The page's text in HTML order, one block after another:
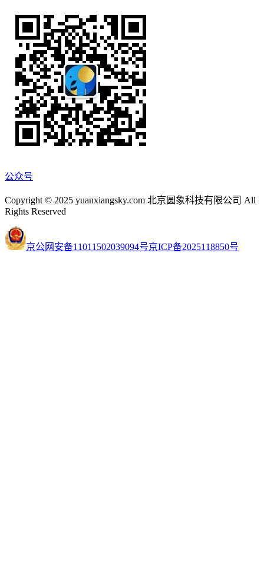
公众号
Copyright © 2025 yuanxiangsky.com 北京圆象科技有限公司 All
Rights Reserved
京公网安备11011502039094号京ICP备2025118850号